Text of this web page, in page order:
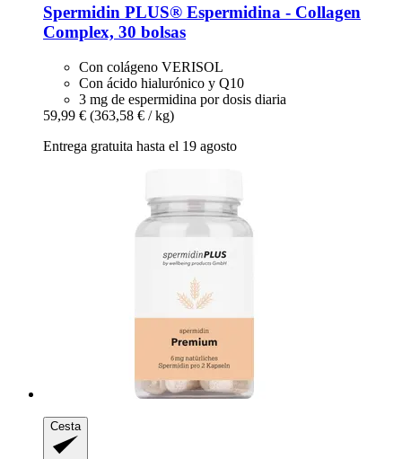
Spermidin PLUS® Espermidina -​ Collagen
Complex, 30 bolsas
Con colágeno VERISOL
Con ácido hialurónico y Q10
3 mg de espermidina por dosis diaria
59,99 € (363,58 € / kg)
Entrega gratuita hasta el 19 agosto
Cesta